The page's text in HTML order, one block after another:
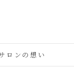
ロンの想い